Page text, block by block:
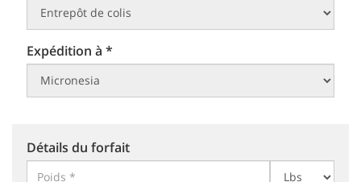
Expédition à *
Détails du forfait